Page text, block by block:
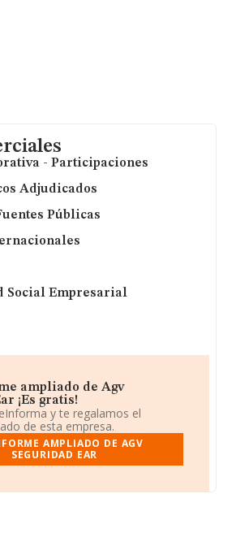
- Participaciones
Adjudicados
Públicas
Social Empresarial
ampliado de Agv
¡Es gratis!
y te regalamos el
de esta empresa.
AMPLIADO DE AGV
SEGURIDAD EAR